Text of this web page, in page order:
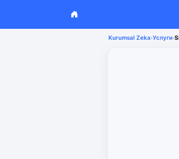
Kurumsal Zeka›Услуги›